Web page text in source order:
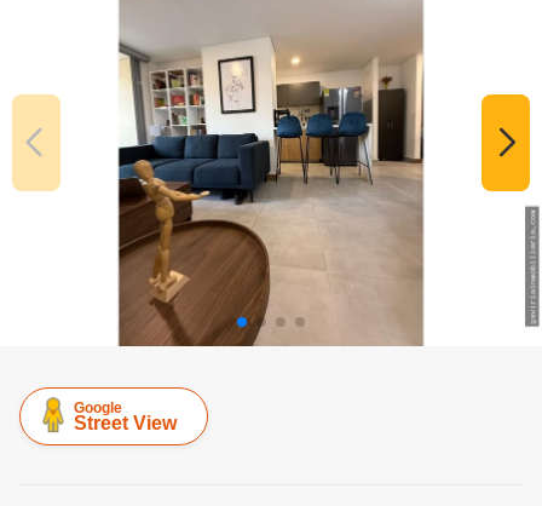
Google
Street View